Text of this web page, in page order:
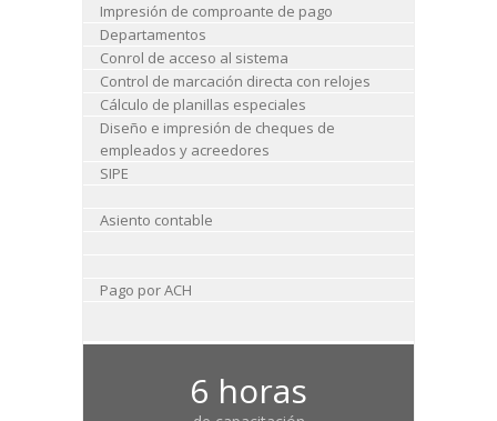
Impresión de comproante de pago
Departamentos
Conrol de acceso al sistema
Control de marcación directa con relojes
Cálculo de planillas especiales
Diseño e impresión de cheques de
empleados y acreedores
SIPE
Asiento contable
Pago por ACH
6 horas